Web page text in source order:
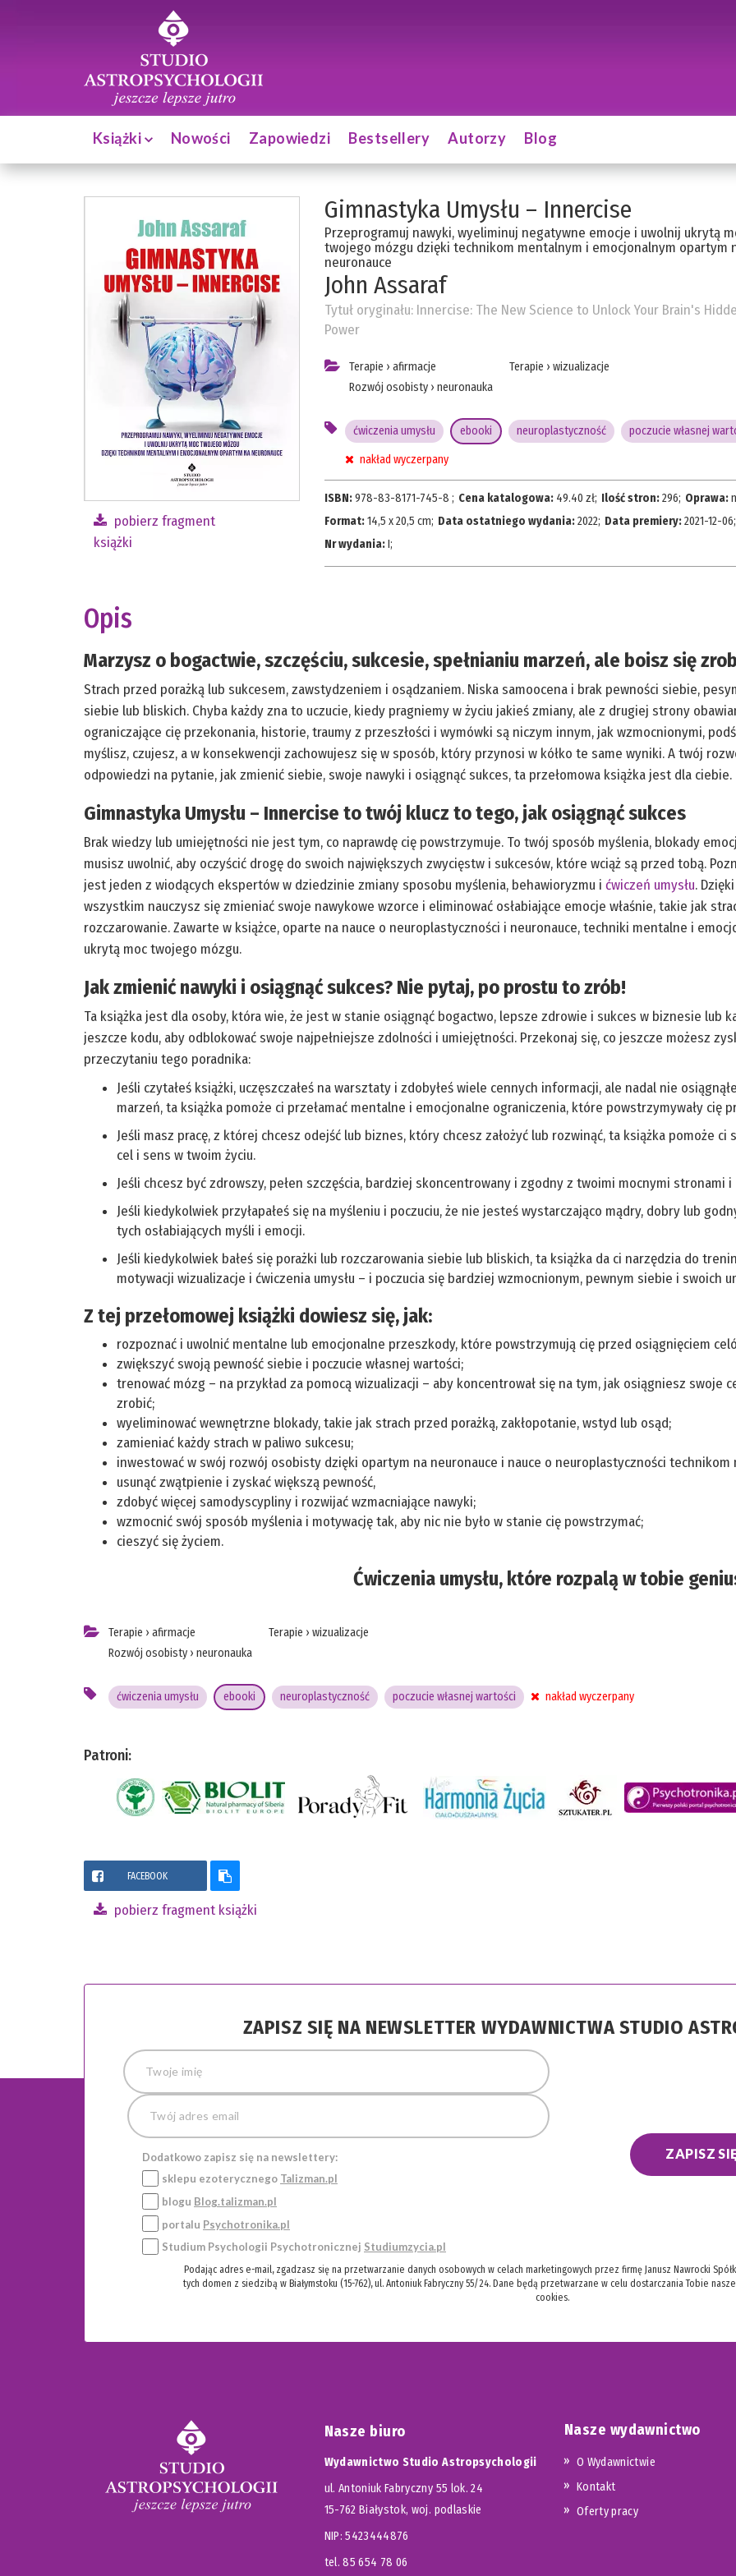
Książki Nowości Zapowiedzi Bestsellery Autorzy Blog
pobierz fragment
książki
Gimnastyka Umysłu – Innercise
Przeprogramuj nawyki, wyeliminuj negatywne emocje i uwolnij ukrytą
twojego mózgu dzięki technikom mentalnym i emocjonalnym opartym
neuronauce
John Assaraf
Tytuł oryginału: Innercise: The New Science to Unlock Your Brain's
Power
Terapie › afirmacje
Rozwój osobisty› neuronauka
Terapie › wizualizacje
ćwiczenia umysłu ebooki neuroplastyczność poczucie własnej
nakład wyczerpany
ISBN:978-83-8171-745-8 ; Cena katalogowa: 49.40 zł; Ilość stron:296; Oprawa:
Format: 14,5 x 20,5 cm; Data ostatniego wydania:2022; Data premiery:2021-12-06;
Nr wydania:I;
Opis
Marzysz o bogactwie, szczęściu, sukcesie, spełnianiu marzeń, ale boisz się
Strach przed porażką lub sukcesem, zawstydzeniem i osądzaniem. Niska samoocena i brak pewności siebie,
siebie lub bliskich. Chyba każdy zna to uczucie, kiedy pragniemy w życiu jakieś zmiany, ale z drugiej strony
ograniczające cię przekonania, historie, traumy z przeszłości i wymówki są niczym innym, jak wzmocnionymi,
myślisz, czujesz, a w konsekwencji zachowujesz się w sposób, który przynosi w kółko te same wyniki. A twój
odpowiedzi na pytanie, jak zmienić siebie, swoje nawyki i osiągnąć sukces, ta przełomowa książka jest dla ciebie.
Gimnastyka Umysłu – Innercise to twój klucz to tego, jak osiągnąć sukces
Brak wiedzy lub umiejętności nie jest tym, co naprawdę cię powstrzymuje. To twój sposób myślenia, blokady
musisz uwolnić, aby oczyścić drogę do swoich największych zwycięstw i sukcesów, które wciąż są przed tobą.
jest jeden z wiodących ekspertów w dziedzinie zmiany sposobu myślenia, behawioryzmu i ćwiczeń umysłu.
wszystkim nauczysz się zmieniać swoje nawykowe wzorce i eliminować osłabiające emocje właśnie, takie jak
rozczarowanie. Zawarte w książce, oparte na nauce o neuroplastyczności i neuronauce, techniki mentalne i
ukrytą moc twojego mózgu.
Jak zmienić nawyki i osiągnąć sukces? Nie pytaj, po prostu to zrób!
Ta książka jest dla osoby, która wie, że jest w stanie osiągnąć bogactwo, lepsze zdrowie i sukces w biznesie lub
jeszcze kodu, aby odblokować swoje najpełniejsze zdolności i umiejętności. Przekonaj się, co jeszcze możesz
przeczytaniu tego poradnika:
Jeśli czytałeś książki, uczęszczałeś na warsztaty i zdobyłeś wiele cennych informacji, ale nadal nie
marzeń, ta książka pomoże ci przełamać mentalne i emocjonalne ograniczenia, które powstrzymywały cię
Jeśli masz pracę, z której chcesz odejść lub biznes, który chcesz założyć lub rozwinąć, ta książka pomoże
cel i sens w twoim życiu.
Jeśli chcesz być zdrowszy, pełen szczęścia, bardziej skoncentrowany i zgodny z twoimi mocnymi stronami
Jeśli kiedykolwiek przyłapałeś się na myśleniu i poczuciu, że nie jesteś wystarczająco mądry, dobry lub
tych osłabiających myśli i emocji.
Jeśli kiedykolwiek bałeś się porażki lub rozczarowania siebie lub bliskich, ta książka da ci narzędzia do
motywacji wizualizacje i ćwiczenia umysłu – i poczucia się bardziej wzmocnionym, pewnym siebie i swoich
Z tej przełomowej książki dowiesz się, jak:
rozpoznać i uwolnić mentalne lub emocjonalne przeszkody, które powstrzymują cię przed osiągnięciem
zwiększyć swoją pewność siebie i poczucie własnej wartości;
trenować mózg – na przykład za pomocą wizualizacji – aby koncentrował się na tym, jak osiągniesz swoje
zrobić;
wyeliminować wewnętrzne blokady, takie jak strach przed porażką, zakłopotanie, wstyd lub osąd;
zamieniać każdy strach w paliwo sukcesu;
inwestować w swój rozwój osobisty dzięki opartym na neuronauce i nauce o neuroplastyczności
usunąć zwątpienie i zyskać większą pewność,
zdobyć więcej samodyscypliny i rozwijać wzmacniające nawyki;
wzmocnić swój sposób myślenia i motywację tak, aby nic nie było w stanie cię powstrzymać;
cieszyć się życiem.
Ćwiczenia umysłu, które rozpalą w tobie
Terapie › afirmacje
Rozwój osobisty › neuronauka
Terapie › wizualizacje
ćwiczenia umysłu ebooki neuroplastyczność poczucie własnej wartości nakład wyczerpany
Patroni:
FACEBOOK
pobierz fragment książki
ZAPISZ SIĘ NA NEWSLETTER WYDAWNICTWA STUDIO
Dodatkowo zapisz się na newslettery:
sklepu ezoterycznego Talizman.pl
blogu Blog.talizman.pl
portalu Psychotronika.pl
Studium Psychologii Psychotronicznej Studiumzycia.pl
ZAPISZ
Podając adres e-mail, zgadzasz się na przetwarzanie danych osobowych w celach marketingowych przez firmę Janusz Nawrocki
tych domen z siedzibą w Białymstoku (15-762), ul. Antoniuk Fabryczny 55/24. Dane będą przetwarzane w celu dostarczania Tobie
cookies.
Nasze biuro
Wydawnictwo Studio Astropsychologii
ul. Antoniuk Fabryczny 55 lok. 24
15-762 Białystok, woj. podlaskie
NIP: 5423444876
tel. 85 654 78 06
Nasze wydawnictwo
O Wydawnictwie
Kontakt
Oferty pracy